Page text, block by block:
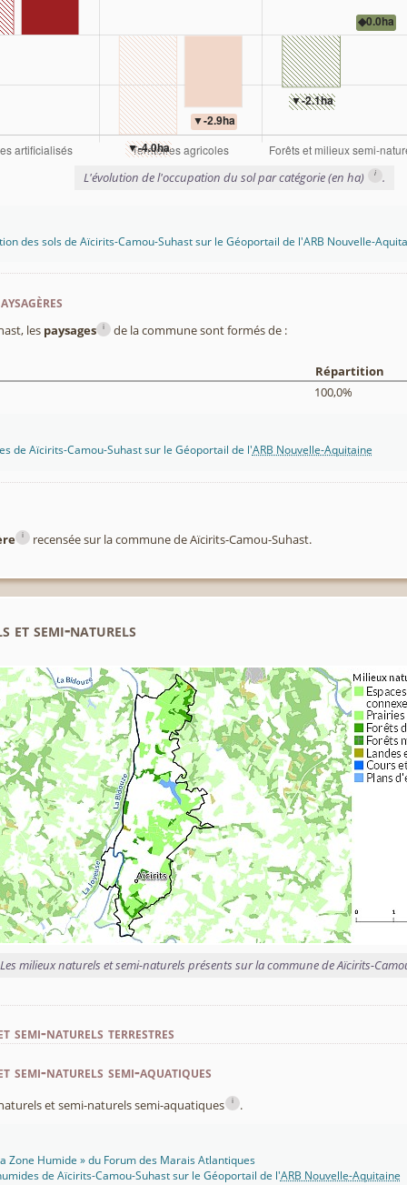
L'évolution de l'occupation du sol par catégorie (en ha) i .
des sols de Aïcirits-Camou-Suhast sur le Géoportail de l'ARB Nouvelle-
les paysages i de la commune sont formés de :
Répartition
100,0%
de Aïcirits-Camou-Suhast sur le Géoportail de l'ARB Nouvelle-Aquitaine
i recensée sur la commune de Aïcirits-Camou-Suhast.
et semi-naturels
Les milieux naturels et semi-naturels présents sur la commune de Aïcirits-
semi-naturels terrestres
naturels semi-aquatiques
et semi-naturels semi-aquatiques i .
Zone Humide » du Forum des Marais Atlantiques
de Aïcirits-Camou-Suhast sur le Géoportail de l'ARB Nouvelle-Aquitaine